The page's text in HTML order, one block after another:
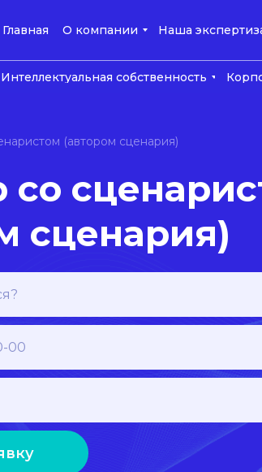
Главная О компании Наша
Интеллектуальная собственность
(автором сценария)
со
сценария)